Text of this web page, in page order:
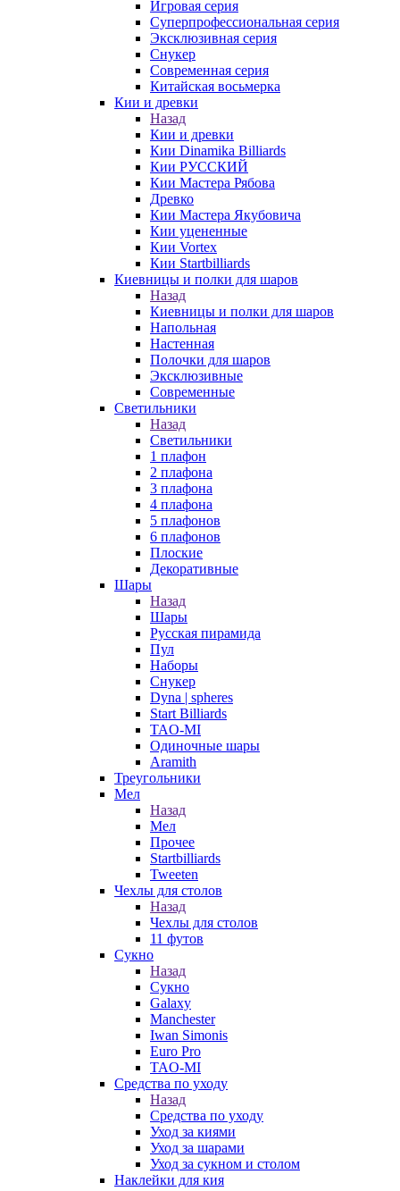
Игровая серия
Суперпрофессиональная серия
Эксклюзивная серия
Снукер
Современная серия
Китайская восьмерка
Кии и древки
Назад
Кии и древки
Кии Dinamika Billiards
Кии РУССКИЙ
Кии Мастера Рябова
Древко
Кии Мастера Якубовича
Кии уцененные
Кии Vortex
Кии Startbilliards
Киевницы и полки для шаров
Назад
Киевницы и полки для шаров
Напольная
Настенная
Полочки для шаров
Эксклюзивные
Современные
Светильники
Назад
Светильники
1 плафон
2 плафона
3 плафона
4 плафона
5 плафонов
6 плафонов
Плоские
Декоративные
Шары
Назад
Шары
Русская пирамида
Пул
Наборы
Снукер
Dyna | spheres
Start Billiards
TAO-MI
Одиночные шары
Aramith
Треугольники
Мел
Назад
Мел
Прочее
Startbilliards
Tweeten
Чехлы для столов
Назад
Чехлы для столов
11 футов
Сукно
Назад
Сукно
Galaxy
Manchester
Iwan Simonis
Euro Pro
TAO-MI
Средства по уходу
Назад
Средства по уходу
Уход за киями
Уход за шарами
Уход за сукном и столом
Наклейки для кия